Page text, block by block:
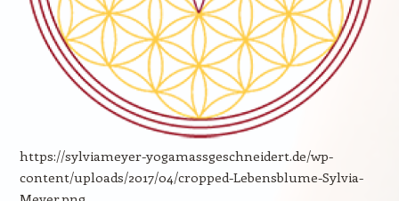
https://sylviameyer-yogamassgeschneidert.de/wp-
content/uploads/2017/04/cropped-Lebensblume-Sylvia-